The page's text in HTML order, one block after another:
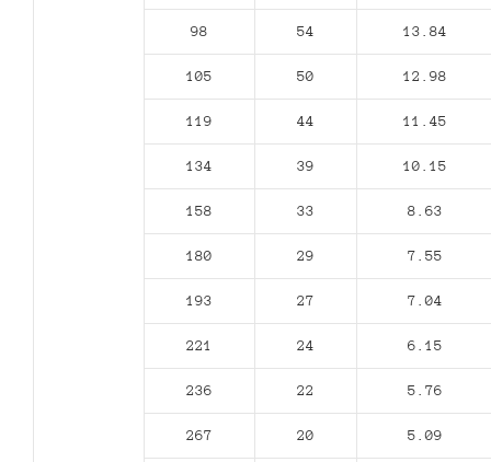
98 54 13.84
105 50 12.98
119 44 11.45
134 39 10.15
158 33 8.63
180 29 7.55
193 27 7.04
221 24 6.15
236 22 5.76
267 20 5.09